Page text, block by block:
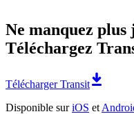
Ne manquez plus
Téléchargez
Télécharger Transit
Disponible suriOS et